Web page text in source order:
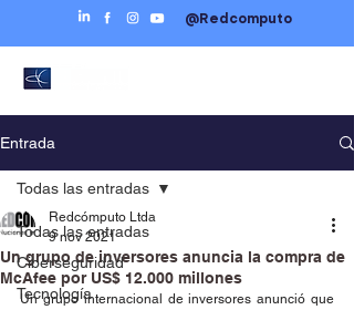
@Redcomputo
Entrada
Todas las entradas
Ciberseguridad
Tecnología
Todas las entradas
Un grupo de inversores anuncia la compra de
McAfee por US$ 12.000 millones
Redcómputo Ltda
9 nov 2021
Un grupo internacional de inversores anunció que